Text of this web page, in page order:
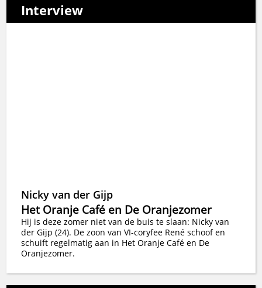
Interview
Nicky van der Gijp
Het Oranje Café en De Oranjezomer
Hij is deze zomer niet van de buis te slaan: Nicky van
der Gijp (24). De zoon van VI-coryfee René schoof en
schuift regelmatig aan in Het Oranje Café en De
Oranjezomer.